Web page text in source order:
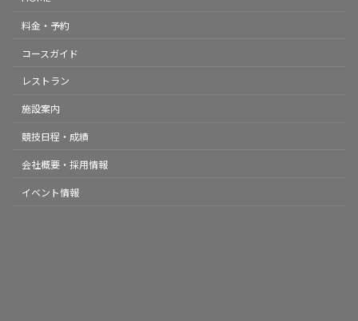
料金・予約
コースガイド
レストラン
施設案内
競技日程・成績
会社概要・採用情報
イベント情報